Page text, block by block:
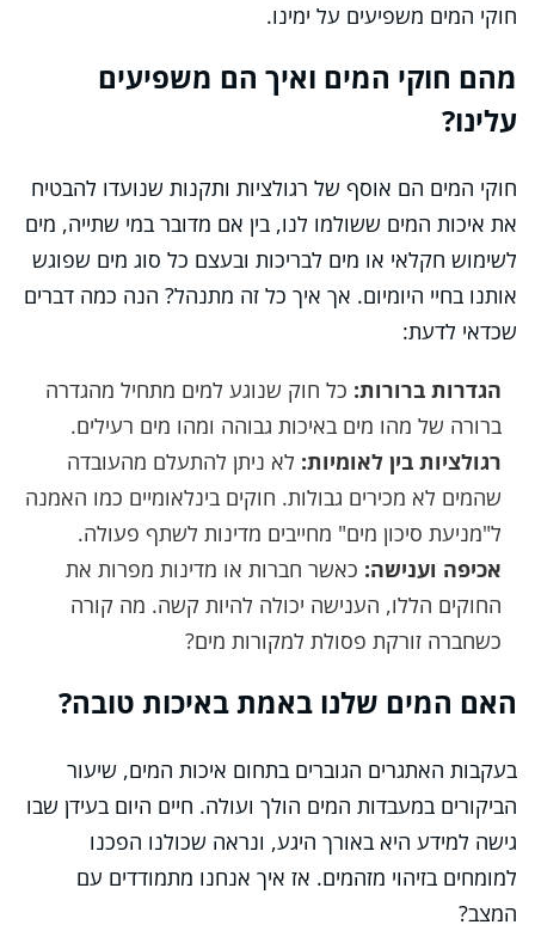
חוקי המים משפיעים על ימינו.
מהם חוקי המים ואיך הם משפיעים
עלינו?
חוקי המים הם אוסף של רגולציות ותקנות שנועדו להבטיח
את איכות המים ששולמו לנו, בין אם מדובר במי שתייה, מים
לשימוש חקלאי או מים לבריכות ובעצם כל סוג מים שפוגש
אותנו בחיי היומיום. אך איך כל זה מתנהל? הנה כמה דברים
שכדאי לדעת:
הגדרות ברורות: כל חוק שנוגע למים מתחיל מהגדרה
ברורה של מהו מים באיכות גבוהה ומהו מים רעילים.
רגולציות בין לאומיות: לא ניתן להתעלם מהעובדה
שהמים לא מכירים גבולות. חוקים בינלאומיים כמו האמנה
ל"מניעת סיכון מים" מחייבים מדינות לשתף פעולה.
אכיפה וענישה: כאשר חברות או מדינות מפרות את
החוקים הללו, הענישה יכולה להיות קשה. מה קורה
כשחברה זורקת פסולת למקורות מים?
האם המים שלנו באמת באיכות טובה?
בעקבות האתגרים הגוברים בתחום איכות המים, שיעור
הביקורים במעבדות המים הולך ועולה. חיים היום בעידן שבו
גישה למידע היא באורך היגע, ונראה שכולנו הפכנו
למומחים בזיהוי מזהמים. אז איך אנחנו מתמודדים עם
המצב?